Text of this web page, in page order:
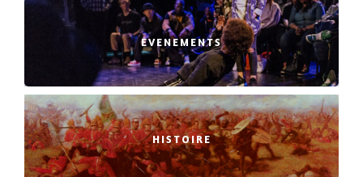
EVENEMENTS
HISTOIRE